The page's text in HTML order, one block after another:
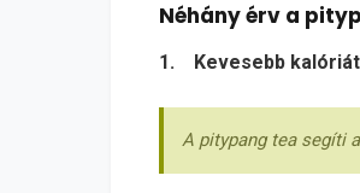
Néhány érv a
1. Kevesebb
A pitypang tea segíti